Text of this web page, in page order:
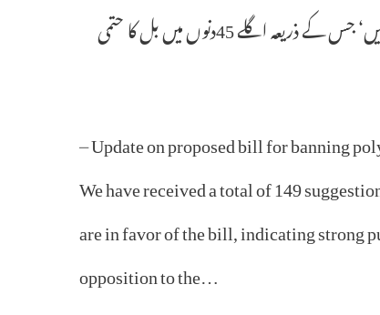
انہوں نے مزیدکہاکہ ”اب ہم مذکورہ عمل کے اگلے مرحلے کی طرف بڑھ رہے ہیں‘ جس کے ذریعہ اگلے 45دنوں میں بل کا حتمی
– Update on proposed bill for banning
We have received a total of 149
are in favor of the bill, indicating strong
opposition to the…